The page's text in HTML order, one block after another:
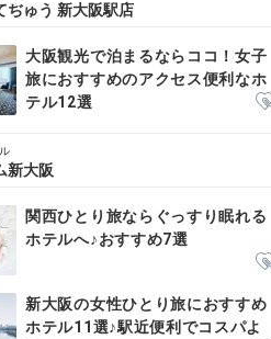
ぢゅう 新大阪駅店
大阪観光で泊まるならココ！女子
旅におすすめのアクセス便利なホ
テル12選
新大阪
関西ひとり旅ならぐっすり眠れる
ホテルへ♪おすすめ7選
新大阪の女性ひとり旅におすすめ
ホテル11選♪駅近便利でコスパよ